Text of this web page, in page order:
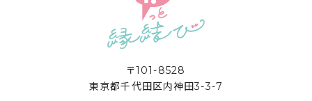
〒101-8528
東京都千代田区内神田3-3-7